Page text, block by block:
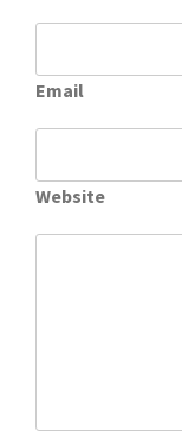
Email
Website